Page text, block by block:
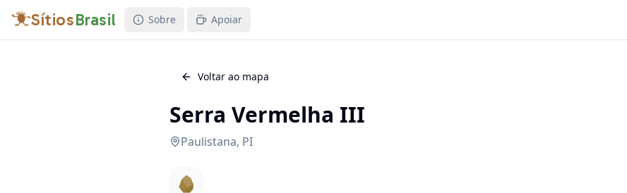
SítiosBrasil Sobre Apoiar
Voltar ao mapa
Serra Vermelha III
Paulistana, PI